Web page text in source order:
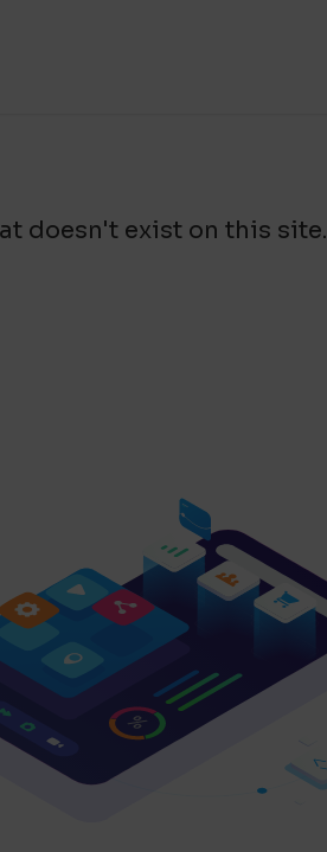
doesn't exist on this site.